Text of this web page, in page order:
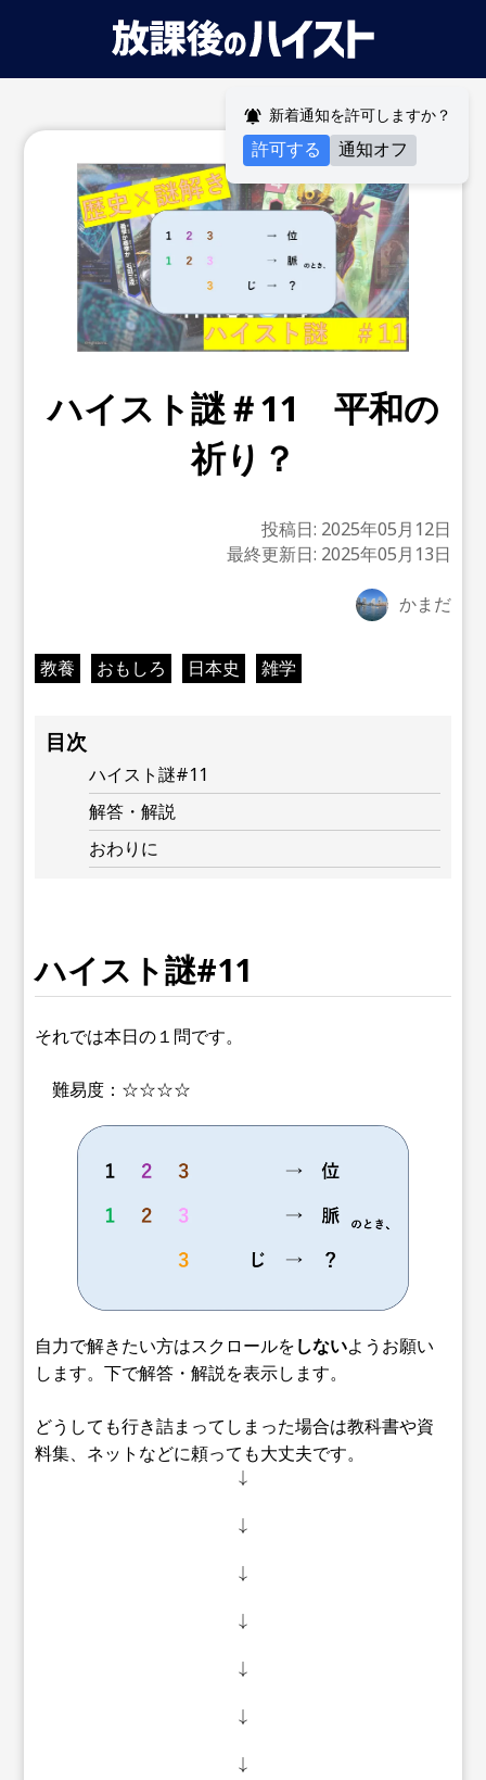
新着通知を許可しますか？
許可する 通知オフ
ハイスト謎＃11 平和の
祈り？
投稿日: 2025年05月12日
最終更新日: 2025年05月13日
かまだ
教養 おもしろ 日本史 雑学
目次
ハイスト謎#11
解答・解説
おわりに
ハイスト謎#11
それでは本日の１問です。
難易度：☆☆☆☆
自力で解きたい方はスクロールをしないようお願い
します。下で解答・解説を表示します。
どうしても行き詰まってしまった場合は教科書や資
料集、ネットなどに頼っても大丈夫です。
↓
↓
↓
↓
↓
↓
↓